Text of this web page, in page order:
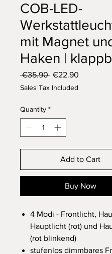
COB-LED-
mit Magnet
Haken |
€35.90 Regular
€22.90
Sales Tax Included
Quantity *
Add to Cart
Buy Now
4 Modi - Frontlicht,
Hauptlicht (rot) und
(rot blinkend)
stufenlos dimmbares